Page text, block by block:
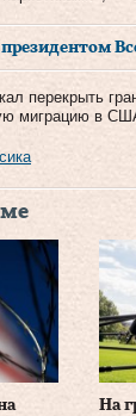
перекрыть
миграцию в
На